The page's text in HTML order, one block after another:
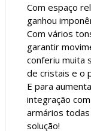
Com espaço
ganhou
Com vários
garantir
conferiu muita
de cristais e o
E para
integração
armários
solução!